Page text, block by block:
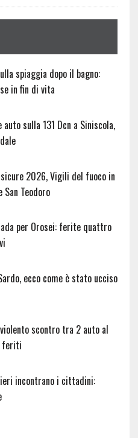
spiaggia dopo il bagno:
in fin di vita
sulla 131 Dcn a Siniscola,
2026, Vigili del fuoco in
San Teodoro
per Orosei: ferite quattro
ecco come è stato ucciso
scontro tra 2 auto al
feriti
incontrano i cittadini: